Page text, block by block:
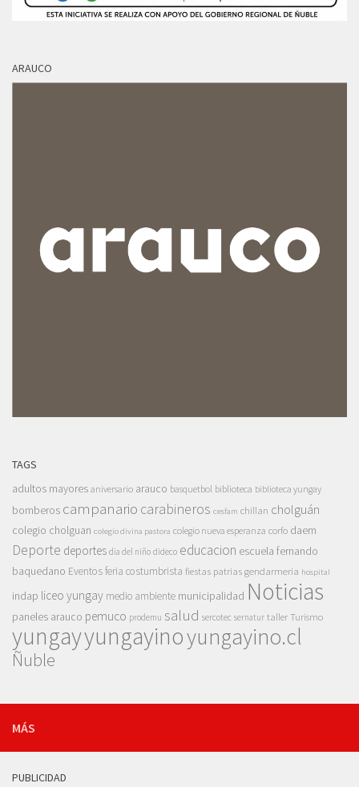
ARAUCO
TAGS
adultos mayores aniversario arauco basquetbol biblioteca biblioteca yungay
bomberos campanario carabineros cesfam chillan cholguán
colegio cholguan colegio divina pastora colegio nueva esperanza corfo daem
Deporte deportes dia del niño dideco educacion escuela fernando
baquedano Eventosferia costumbrista fiestas patrias gendarmeria hospital
indap liceo yungay medio ambiente municipalidad Noticias
paneles arauco pemuco prodemu salud sercotec sernatur taller Turismo
yungayyungayinoyungayino.cl
Ñuble
MÁS
PUBLICIDAD